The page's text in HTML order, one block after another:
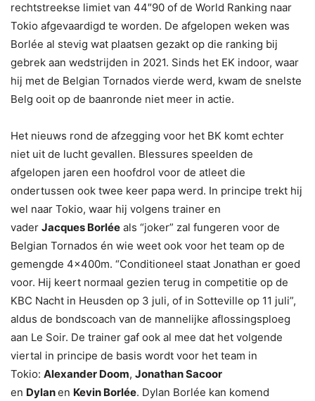
rechtstreekse limiet van 44″90 of de World Ranking naar
Tokio afgevaardigd te worden. De afgelopen weken was
Borlée al stevig wat plaatsen gezakt op die ranking bij
gebrek aan wedstrijden in 2021. Sinds het EK indoor, waar
hij met de Belgian Tornados vierde werd, kwam de snelste
Belg ooit op de baanronde niet meer in actie.
Het nieuws rond de afzegging voor het BK komt echter
niet uit de lucht gevallen. Blessures speelden de
afgelopen jaren een hoofdrol voor de atleet die
ondertussen ook twee keer papa werd. In principe trekt hij
wel naar Tokio, waar hij volgens trainer en
vader Jacques Borlée als “joker” zal fungeren voor de
Belgian Tornados én wie weet ook voor het team op de
gemengde 4x400m. “Conditioneel staat Jonathan er goed
voor. Hij keert normaal gezien terug in competitie op de
KBC Nacht in Heusden op 3 juli, of in Sotteville op 11 juli”,
aldus de bondscoach van de mannelijke aflossingsploeg
aan Le Soir. De trainer gaf ook al mee dat het volgende
viertal in principe de basis wordt voor het team in
Tokio: Alexander Doom, Jonathan Sacoor
en Dylanen Kevin Borlée. Dylan Borlée kan komend